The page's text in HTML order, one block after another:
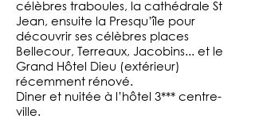
célèbres traboules, la cathédrale St
Jean, ensuite la Presqu’île pour
découvrir ses célèbres places
Bellecour, Terreaux, Jacobins... et le
Grand Hôtel Dieu (extérieur)
récemment rénové.
Diner et nuitée à l’hôtel 3*** centre-
ville.